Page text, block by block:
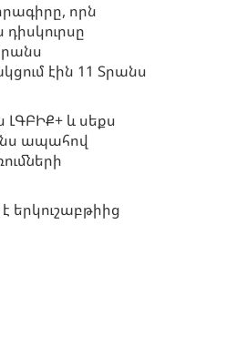
որն
էին 11 Տրանս
և սեքս
ապահով